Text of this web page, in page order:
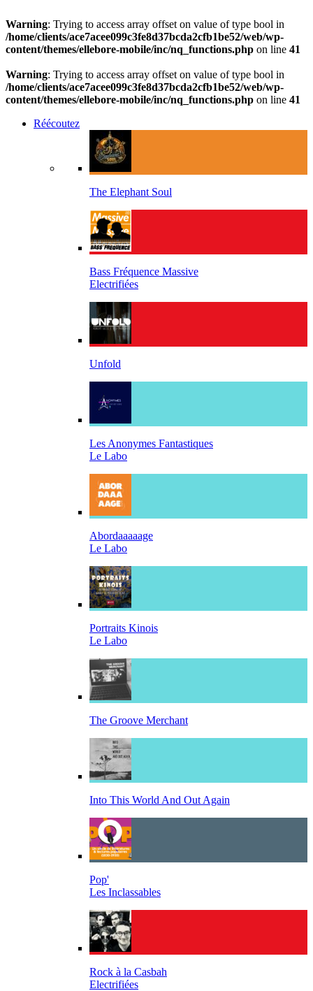
Warning: Trying to access array offset on value of type bool in
/home/clients/ace7acee099c3fe8d37bcda2cfb1be52/web/wp-
content/themes/ellebore-mobile/inc/nq_functions.php on line 41
Warning: Trying to access array offset on value of type bool in
/home/clients/ace7acee099c3fe8d37bcda2cfb1be52/web/wp-
content/themes/ellebore-mobile/inc/nq_functions.php on line 41
Réécoutez
The Elephant Soul
Bass Fréquence Massive
Electrifiées
Unfold
Les Anonymes Fantastiques
Le Labo
Abordaaaaage
Le Labo
Portraits Kinois
Le Labo
The Groove Merchant
Into This World And Out Again
Pop'
Les Inclassables
Rock à la Casbah
Electrifiées